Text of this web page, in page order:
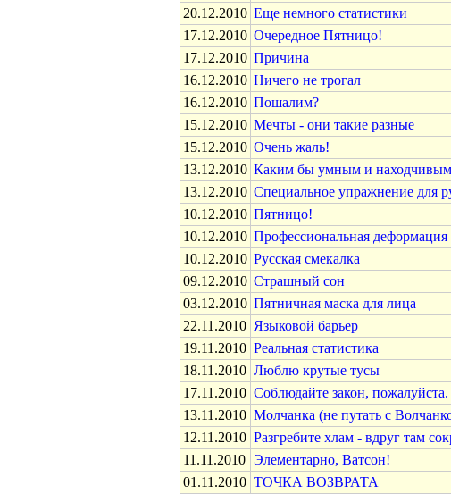
20.12.2010 Еще немного статистики
17.12.2010 Очередное Пятницо!
17.12.2010 Причина
16.12.2010 Ничего не трогал
16.12.2010 Пошалим?
15.12.2010 Мечты - они такие разные
15.12.2010 Очень жаль!
13.12.2010 Каким бы умным и находчивым
13.12.2010 Специальное упражнение для
10.12.2010 Пятницо!
10.12.2010 Профессиональная деформация
10.12.2010 Русская смекалка
09.12.2010 Страшный сон
03.12.2010 Пятничная маска для лица
22.11.2010 Языковой барьер
19.11.2010 Реальная статистика
18.11.2010 Люблю крутые тусы
17.11.2010 Соблюдайте закон, пожалуйста.
13.11.2010 Молчанка (не путать с
12.11.2010 Разгребите хлам - вдруг там
11.11.2010 Элементарно, Ватсон!
01.11.2010 ТОЧКА ВОЗВРАТА